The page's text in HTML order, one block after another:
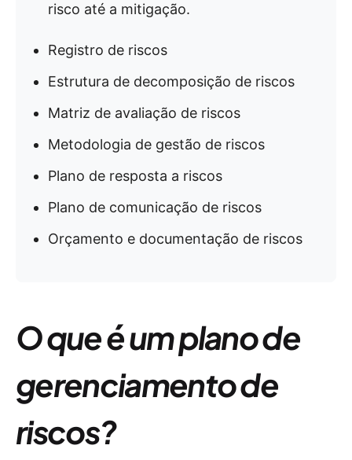
risco até a mitigação.
Registro de riscos
Estrutura de decomposição de riscos
Matriz de avaliação de riscos
Metodologia de gestão de riscos
Plano de resposta a riscos
Plano de comunicação de riscos
Orçamento e documentação de riscos
O que é um plano de
gerenciamento de
riscos?